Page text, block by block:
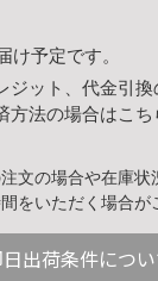
け予定です。
ジット、代金引換
方法の場合はこち
文の場合や在庫状
をいただく場合が
出荷条件につ